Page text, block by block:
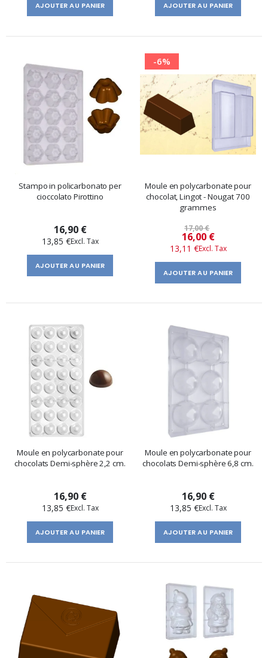
AJOUTER AU PANIER AJOUTER AU PANIER
Stampo in policarbonato per
cioccolato Pirottino
16,90 €
13,85 €
AJOUTER AU PANIER
-6%
Moule en polycarbonate pour
chocolat, Lingot - Nougat 700
grammes
17,00 €
Prix
​​
spécial
16,00 €
13,11 €
AJOUTER AU PANIER
Moule en polycarbonate pour
chocolats Demi-sphère 2,2 cm.
16,90 €
13,85 €
AJOUTER AU PANIER
Moule en polycarbonate pour
chocolats Demi-sphère 6,8 cm.
16,90 €
13,85 €
AJOUTER AU PANIER